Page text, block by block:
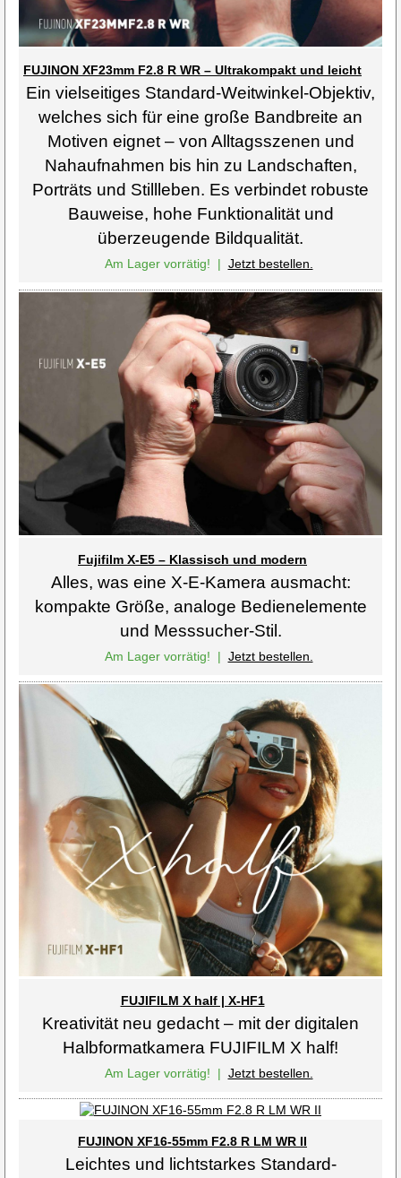
FUJINON XF23mm F2.8 R WR – Ultrakompakt und leicht
Ein vielseitiges Standard-Weitwinkel-Objektiv,
welches sich für eine große Bandbreite an
Motiven eignet – von Alltagsszenen und
Nahaufnahmen bis hin zu Landschaften,
Porträts und Stillleben. Es verbindet robuste
Bauweise, hohe Funktionalität und
überzeugende Bildqualität.
Am Lager vorrätig! | Jetzt bestellen.
Fujifilm X-E5 – Klassisch und modern
Alles, was eine X-E-Kamera ausmacht:
kompakte Größe, analoge Bedienelemente
und Messsucher-Stil.
Am Lager vorrätig! | Jetzt bestellen.
FUJIFILM X half | X-HF1
Kreativität neu gedacht – mit der digitalen
Halbformatkamera FUJIFILM X half!
Am Lager vorrätig! | Jetzt bestellen.
FUJINON XF16-55mm F2.8 R LM WR II
Leichtes und lichtstarkes Standard-